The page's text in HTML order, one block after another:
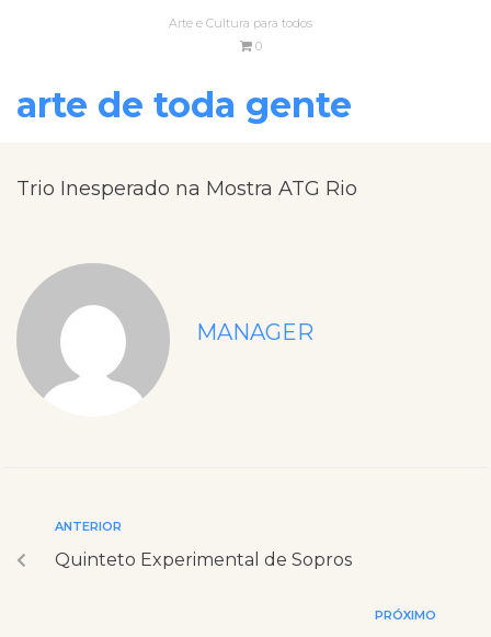
Arte e Cultura para todos
0
arte de toda gente
Trio Inesperado na Mostra ATG Rio
MANAGER
ANTERIOR
Quinteto Experimental de Sopros
PRÓXIMO